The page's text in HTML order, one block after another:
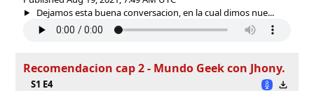
Dejamos esta buena conversacion, en la cual dimos nue...
Recomendacion cap 2 - Mundo Geek con Jhony.
S1 E4